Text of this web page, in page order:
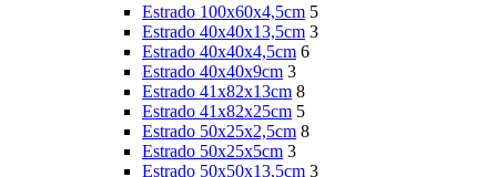
Estrado 100x60x4,5cm 5
Estrado 40x40x13,5cm 3
Estrado 40x40x4,5cm 6
Estrado 40x40x9cm 3
Estrado 41x82x13cm 8
Estrado 41x82x25cm 5
Estrado 50x25x2,5cm 8
Estrado 50x25x5cm 3
Estrado 50x50x13,5cm 3